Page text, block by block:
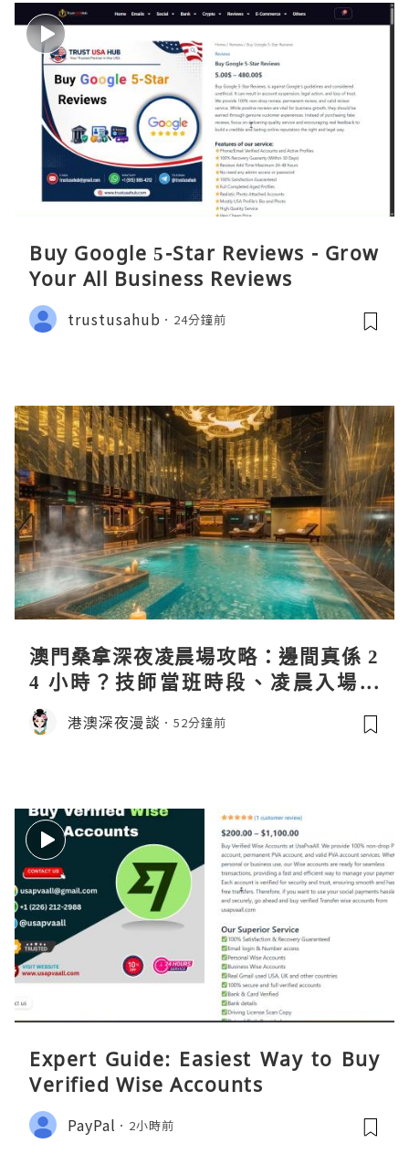
Buy Google 5-Star Reviews - Grow
Your All Business Reviews
trustusahub 24分鐘前
澳門桑拿深夜凌晨場攻略：邊間真係 2
4 小時？技師當班時段、凌晨入場流
程、過夜安排一次過講清
港澳深夜漫談 52分鐘前
Expert Guide: Easiest Way to Buy
Verified Wise Accounts
PayPal 2小時前